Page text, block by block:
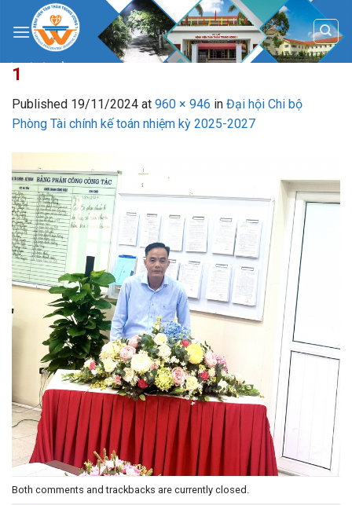
content
1
Published 19/11/2024 at 960 × 946 in Đại hội Chi bộ
Phòng Tài chính kế toán nhiệm kỳ 2025-2027
Both comments and trackbacks are currently closed.